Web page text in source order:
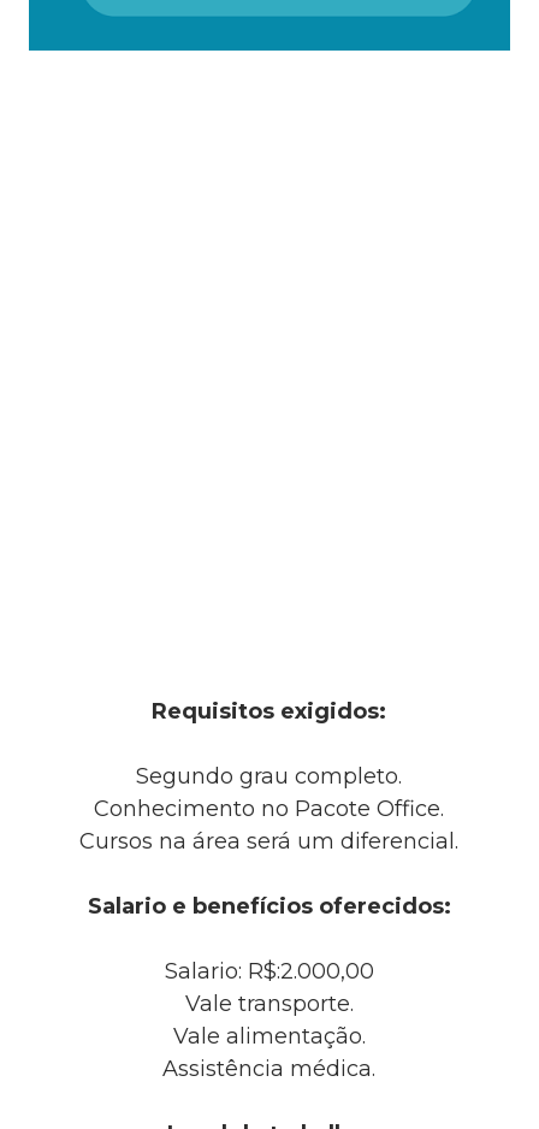
Requisitos exigidos:
Segundo grau completo.
Conhecimento no Pacote Office.
Cursos na área será um diferencial.
Salario e benefícios oferecidos:
Salario: R$:2.000,00
Vale transporte.
Vale alimentação.
Assistência médica.